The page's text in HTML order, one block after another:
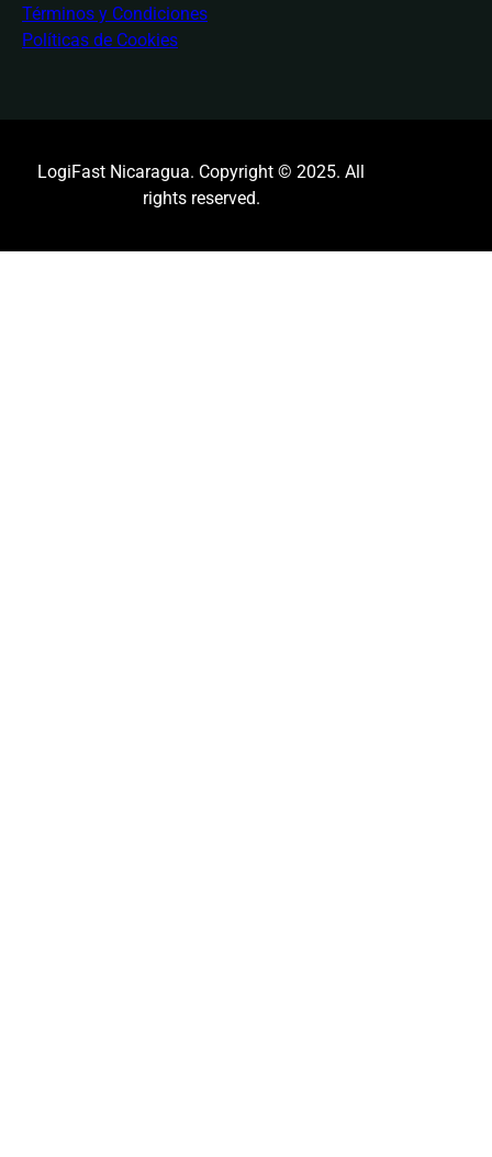
Términos y Condiciones
Políticas de Cookies
LogiFast Nicaragua. Copyright © 2025. All
rights reserved.